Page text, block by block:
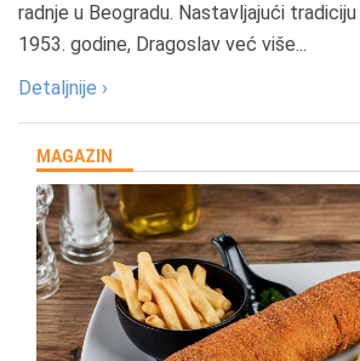
radnje u Beogradu. Nastavljajući
1953. godine, Dragoslav već više...
Detaljnije ›
MAGAZIN